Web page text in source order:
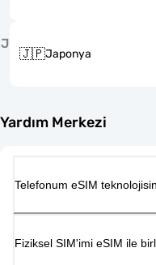
J
🇯🇵Japonya
Yardım Merkezi
Telefonum eSIM
Fiziksel SIM'imi eSIM ile